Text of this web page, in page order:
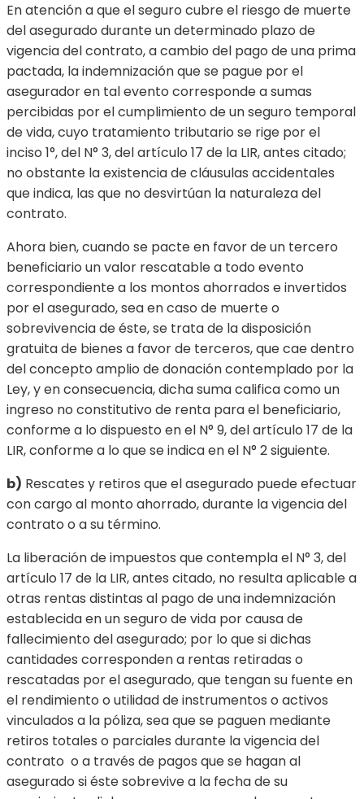
En atención a que el seguro cubre el riesgo de muerte
del asegurado durante un determinado plazo de
vigencia del contrato, a cambio del pago de una prima
pactada, la indemnización que se pague por el
asegurador en tal evento corresponde a sumas
percibidas por el cumplimiento de un seguro temporal
de vida, cuyo tratamiento tributario se rige por el
inciso 1°, del N° 3, del artículo 17 de la LIR, antes citado;
no obstante la existencia de cláusulas accidentales
que indica, las que no desvirtúan la naturaleza del
contrato.
Ahora bien, cuando se pacte en favor de un tercero
beneficiario un valor rescatable a todo evento
correspondiente a los montos ahorrados e invertidos
por el asegurado, sea en caso de muerte o
sobrevivencia de éste, se trata de la disposición
gratuita de bienes a favor de terceros, que cae dentro
del concepto amplio de donación contemplado por la
Ley, y en consecuencia, dicha suma califica como un
ingreso no constitutivo de renta para el beneficiario,
conforme a lo dispuesto en el N° 9, del artículo 17 de la
LIR, conforme a lo que se indica en el N° 2 siguiente.
b) Rescates y retiros que el asegurado puede efectuar
con cargo al monto ahorrado, durante la vigencia del
contrato o a su término.
La liberación de impuestos que contempla el N° 3, del
artículo 17 de la LIR, antes citado, no resulta aplicable a
otras rentas distintas al pago de una indemnización
establecida en un seguro de vida por causa de
fallecimiento del asegurado; por lo que si dichas
cantidades corresponden a rentas retiradas o
rescatadas por el asegurado, que tengan su fuente en
el rendimiento o utilidad de instrumentos o activos
vinculados a la póliza, sea que se paguen mediante
retiros totales o parciales durante la vigencia del
contrato o a través de pagos que se hagan al
asegurado si éste sobrevive a la fecha de su